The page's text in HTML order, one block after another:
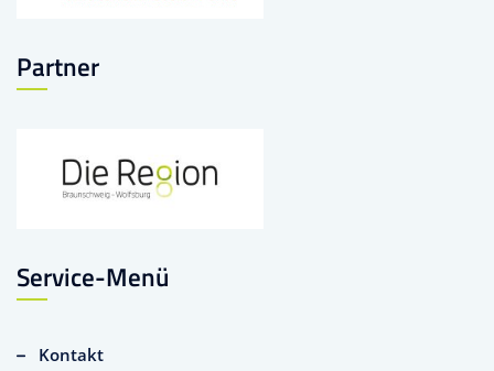
Partner
Service-Menü
Kontakt